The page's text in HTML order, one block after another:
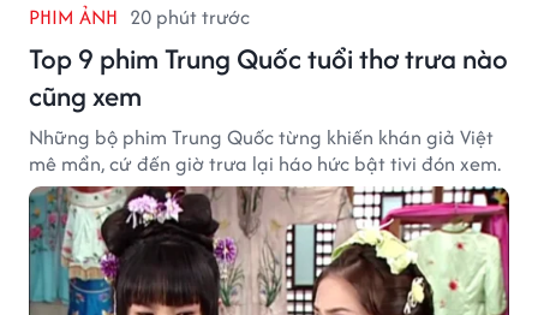
PHIM ẢNH 20 phút trước
Top 9 phim Trung Quốc tuổi thơ trưa nào
cũng xem
Những bộ phim Trung Quốc từng khiến khán giả Việt
mê mẩn, cứ đến giờ trưa lại háo hức bật tivi đón xem.